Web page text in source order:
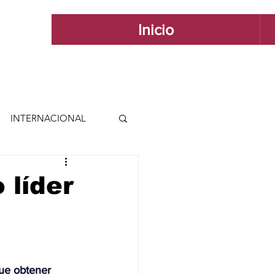
Inicio
INTERNACIONAL
INTERNACIONAL
ESTILO
líder
obtener